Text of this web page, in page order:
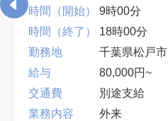
時間（開始）
9時00分
時間（終了）
18時00分
勤務地
千葉県松戸市
給与
80,000円~
交通費
別途支給
業務内容
外来